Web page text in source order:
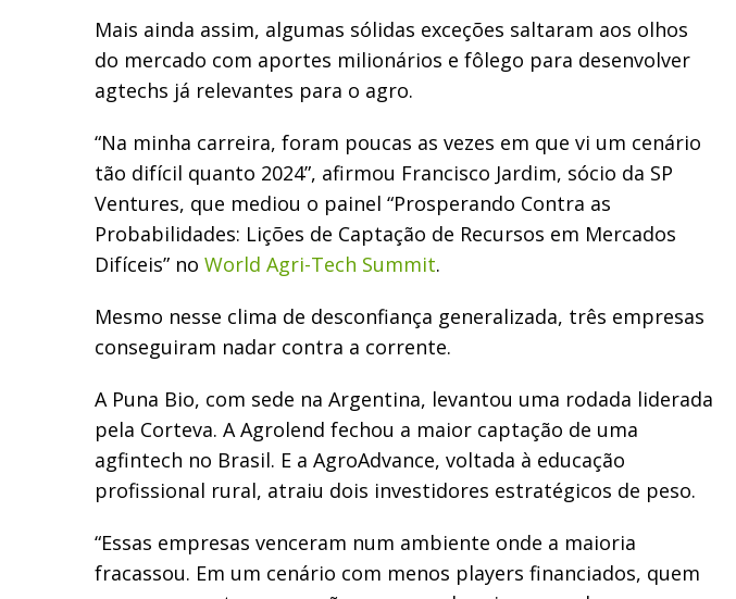
Mais ainda assim, algumas sólidas exceções saltaram aos olhos
do mercado com aportes milionários e fôlego para desenvolver
agtechs já relevantes para o agro.
“Na minha carreira, foram poucas as vezes em que vi um cenário
tão difícil quanto 2024”, afirmou Francisco Jardim, sócio da SP
Ventures, que mediou o painel “Prosperando Contra as
Probabilidades: Lições de Captação de Recursos em Mercados
Difíceis” no World Agri-Tech Summit.
Mesmo nesse clima de desconfiança generalizada, três empresas
conseguiram nadar contra a corrente.
A Puna Bio, com sede na Argentina, levantou uma rodada liderada
pela Corteva. A Agrolend fechou a maior captação de uma
agfintech no Brasil. E a AgroAdvance, voltada à educação
profissional rural, atraiu dois investidores estratégicos de peso.
“Essas empresas venceram num ambiente onde a maioria
fracassou. Em um cenário com menos players financiados, quem